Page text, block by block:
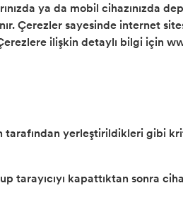
ya da mobil cihazınızda
Çerezler sayesinde internet
ilişkin detaylı bilgi için
yerleştirildikleri gibi
kapattıktan sonra